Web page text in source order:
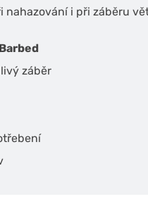
nahazování i při záběru
záběr